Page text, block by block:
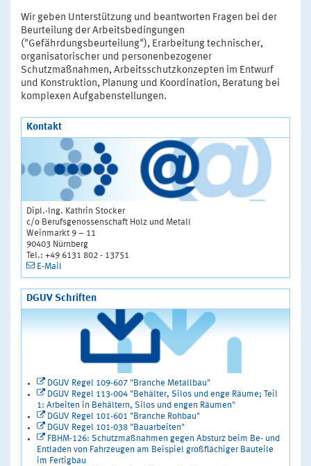
Wir geben Unterstützung und beantworten Fragen bei der
Beurteilung der Arbeitsbedingungen
("Gefährdungsbeurteilung"), Erarbeitung technischer,
organisatorischer und personenbezogener
Schutzmaßnahmen, Arbeitsschutzkonzepten im Entwurf
und Konstruktion, Planung und Koordination, Beratung bei
komplexen Aufgabenstellungen.
Kontakt
Dipl.-Ing. Kathrin Stocker
c/o Berufsgenossenschaft Holz und Metall
Weinmarkt 9 – 11
90403 Nürnberg
Tel.: +49 6131 802 - 13751
E-Mail
DGUV Schriften
DGUV Regel 109-607 "Branche Metallbau"
DGUV Regel 113-004 "Behälter, Silos und enge Räume; Teil
1: Arbeiten in Behältern, Silos und engen Räumen"
DGUV Regel 101-601 "Branche Rohbau"
DGUV Regel 101-038 "Bauarbeiten"
FBHM-126: Schutzmaßnahmen gegen Absturz beim Be- und
Entladen von Fahrzeugen am Beispiel großflächiger Bauteile
im Fertigbau